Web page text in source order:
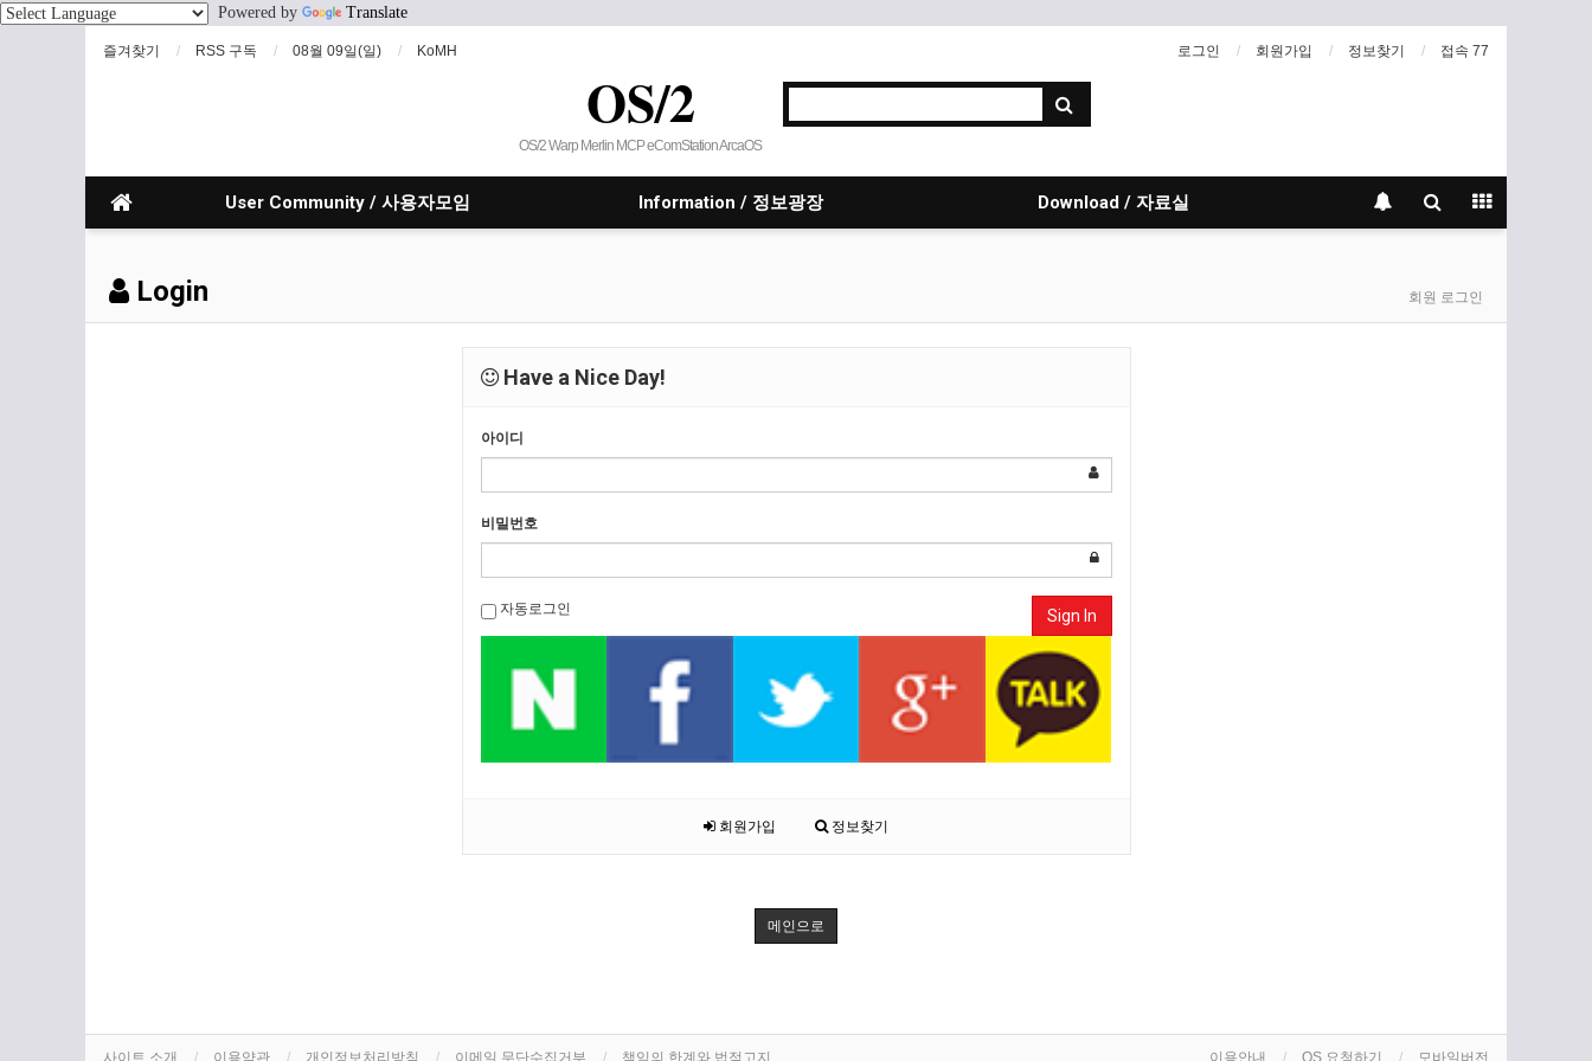
Powered by Translate
즐겨찾기 RSS 구독 08월 09일(일) KoMH 로그인 회원가입 정보찾기 접속 77
OS/2
OS/2 Warp Merlin MCP eComStation ArcaOS
User Community / 사용자모임 Information / 정보광장 Download / 자료실
Login 회원 로그인
Have a Nice Day!
아이디
비밀번호
자동로그인 Sign In
회원가입 정보찾기
메인으로
사이트 소개 이용약관 개인정보처리방침 이메일 무단수집거부 책임의 한계와 법적고지 이용안내 OS 요청하기 모바일버전